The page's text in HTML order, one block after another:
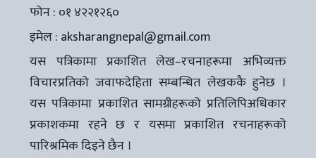
फोन : ०१ ४२२१२६०
इमेल : aksharangnepal@gmail.com
यस पत्रिकामा प्रकाशित लेख–रचनाहरूमा अभिव्यक्त
विचारप्रतिको जवाफदेहिता सम्बन्धित लेखककै हुनेछ ।
यस पत्रिकामा प्रकाशित सामग्रीहरूको प्रतिलिपिअधिकार
प्रकाशकमा रहने छ र यसमा प्रकाशित रचनाहरूको
पारिश्रमिक दिइने छैन ।